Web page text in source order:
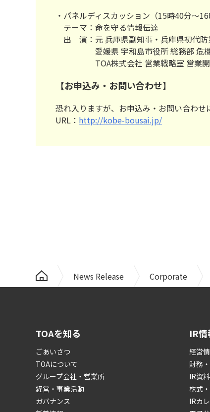
・パネルディスカッション（15時40分～16
テーマ：命を守る情報伝達
出 演：元 兵庫県副知事・兵庫県初代防
愛媛県 宇和島市役所 総務部 危機
TOA株式会社 営業戦略室 営業開
【お申込み・お問い合わせ】
恐れ入りますが、お申込み・お問い合わせ
URL： http://kobe-bousai.jp/
News Release Corporate
TOAを知る
ごあいさつ
TOAについて
グループ会社・営業所
経営・事業活動
ガバナンス
IR情
経営
財務
IR資
株式
IRカ